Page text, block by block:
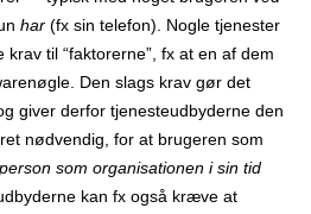
har (fx sin telefon). Nogle tjenester
til “faktorerne”, fx at en af dem
Den slags krav gør det
giver derfor tjenesteudbyderne den
nødvendig, for at brugeren som
som organisationen i sin tid
kan fx også kræve at